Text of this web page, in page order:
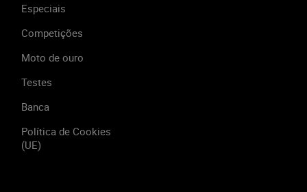
Especiais
Competições
Moto de ouro
Testes
Banca
Política de Cookies
(UE)